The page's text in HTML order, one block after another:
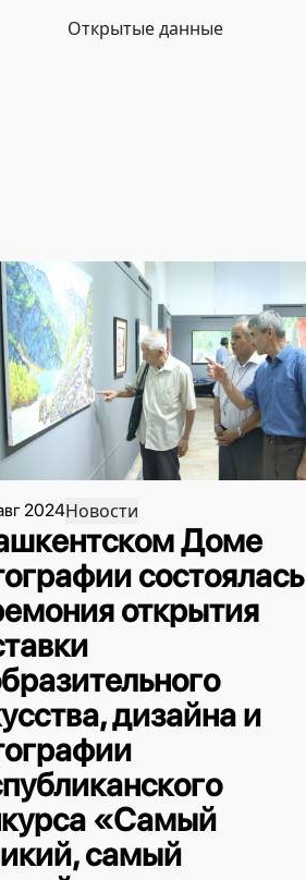
Открытые данные
2024Новости
Доме
состоялась
открытия
дизайна и
«Самый
самый